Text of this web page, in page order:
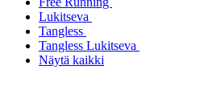
Lukitseva
Tangless
Tangless Lukitseva
Näytä kaikki